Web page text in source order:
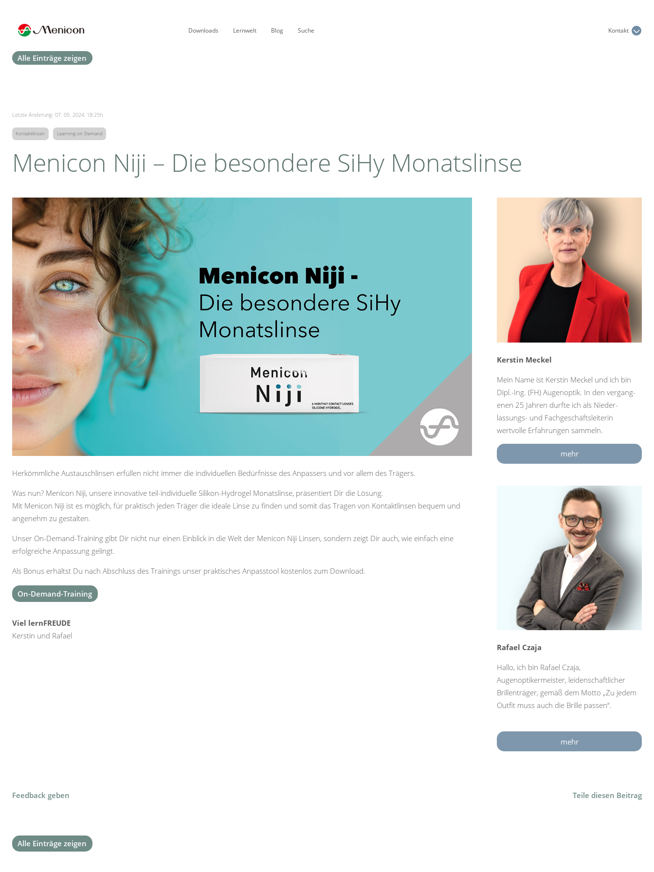
Downloads Lernwelt Blog Kontakt
Suche
Alle Einträge zeigen
Letzte Änderung: 07. 05. 2024, 18:25h
Kontaktlinsen Learning on Demand
Menicon Niji – Die besondere SiHy Monatslinse
Herkömmliche Austauschlinsen erfüllen nicht immer die individuellen Bedürfnisse des Anpassers und vor allem des Trägers.
Was nun? Menicon Niji, unsere innovative teil-individuelle Silikon-Hydrogel Monatslinse, präsentiert Dir die Lösung.
Mit Menicon Niji ist es möglich, für praktisch jeden Träger die ideale Linse zu finden und somit das Tragen von Kontaktlinsen bequem und
angenehm zu gestalten.
Unser On-Demand-Training gibt Dir nicht nur einen Einblick in die Welt der Menicon Niji Linsen, sondern zeigt Dir auch, wie einfach eine
erfolgreiche Anpassung gelingt.
Als Bonus erhältst Du nach Abschluss des Trainings unser praktisches Anpasstool kostenlos zum Download.
On-Demand-Training
Viel lernFREUDE
Kerstin und Rafael
Kerstin Meckel
Mein Name ist Kerstin Meckel und ich bin
Dipl.-Ing. (FH) Augenoptik. In den ver­gang­
enen 25 Jahren durfte ich als Nieder­
lassungs- und Fachgeschäfts­leiterin
wertvolle Erfahrungen sammeln.
mehr
Rafael Czaja
Hallo, ich bin Rafael Czaja,
Augenoptikermeister, leidenschaftlicher
Brillenträger, gemäß dem Motto „Zu jedem
Outfit muss auch die Brille passen“.
mehr
Teile diesen Beitrag
Feedback geben
Alle Einträge zeigen